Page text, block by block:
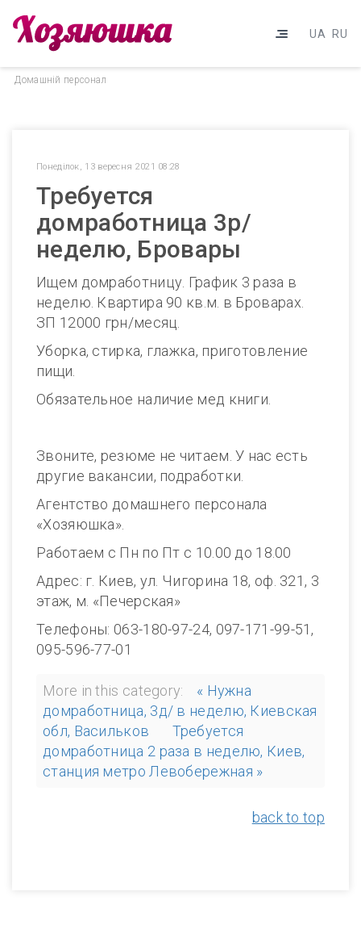
UA RU
Домашнiй персонал
Понеділок, 13 вересня 2021 08:28
Требуется
домработница 3р/
неделю, Бровары
Ищем домработницу. График 3 раза в
неделю. Квартира 90 кв.м. в Броварах.
ЗП 12000 грн/месяц.
Уборка, стирка, глажка, приготовление
пищи.
Обязательное наличие мед книги.
Звоните, резюме не читаем. У нас есть
другие вакансии, подработки.
Агентство домашнего персонала
«Хозяюшка».
Работаем с Пн по Пт с 10.00 до 18.00
Адрес: г. Киев, ул. Чигорина 18, оф. 321, 3
этаж, м. «Печерская»
Телефоны: 063-180-97-24, 097-171-99-51,
095-596-77-01
More in this category:
« Нужна
домработница, 3д/ в неделю, Киевская
обл, Васильков
Требуется
домработница 2 раза в неделю, Киев,
станция метро Левобережная »
back to top